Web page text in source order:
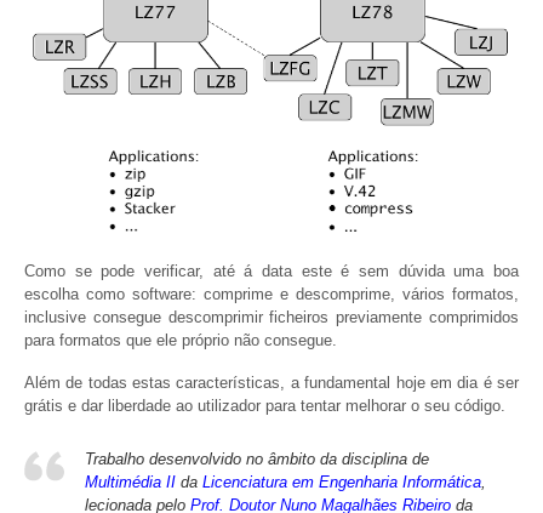
Como se pode verificar, até á data este é sem dúvida uma boa
escolha como software: comprime e descomprime, vários formatos,
inclusive consegue descomprimir ficheiros previamente comprimidos
para formatos que ele próprio não consegue.
Além de todas estas características, a fundamental hoje em dia é ser
grátis e dar liberdade ao utilizador para tentar melhorar o seu código.
Trabalho desenvolvido no âmbito da disciplina de
Multimédia II da Licenciatura em Engenharia Informática,
lecionada pelo Prof. Doutor Nuno Magalhães Ribeiro da